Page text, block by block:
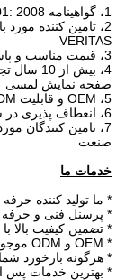
1، گواهینامه ISO9001: 2008
VERITAS
3، قیمت مناسب و پاسخ سریع
4، بیش
صفحه نمایش لمسی
5، OEM و قابلیت ODM
6، انعطاف پذیری در سفارشی سازی و اندازه سفارش
7، تامین کنندگان
صنعت
خدمات ما
* ما تولید کننده حرفه ای
* پرسنل فنی و حرفه
* تضمین کیفیت بالا
* OEM و ODM موجود است
* هرگونه بازخورد شما ظرف 12 ساعت
* بهترین خدمات پس